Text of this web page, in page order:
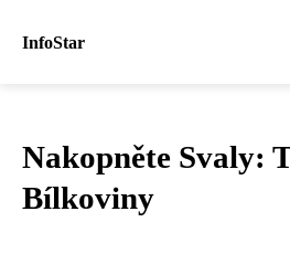
InfoStar
Nakopněte Svaly:
Bílkoviny